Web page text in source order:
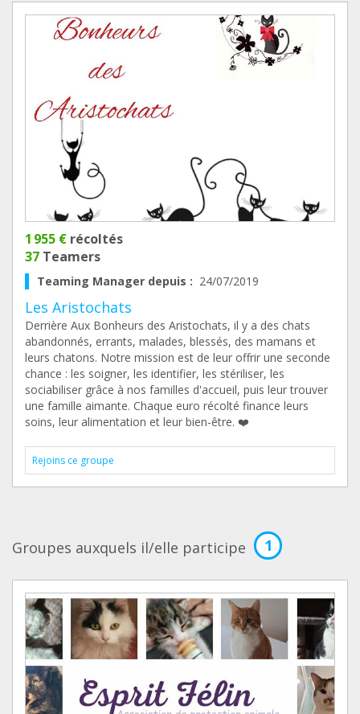
1 955 € récoltés
37 Teamers
Teaming Manager depuis : 24/07/2019
Les Aristochats
Derrière Aux Bonheurs des Aristochats, il y a des chats
abandonnés, errants, malades, blessés, des mamans et
leurs chatons. Notre mission est de leur offrir une seconde
chance : les soigner, les identifier, les stériliser, les
sociabiliser grâce à nos familles d'accueil, puis leur trouver
une famille aimante. Chaque euro récolté finance leurs
soins, leur alimentation et leur bien-être. ❤️
Rejoins ce groupe
Groupes auxquels il/elle participe 1